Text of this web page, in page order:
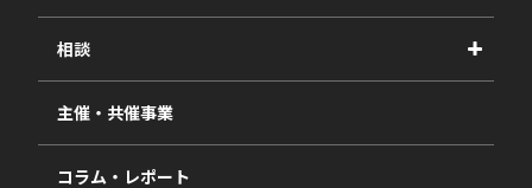
2026年度
2025年度
2024年度
2023年度
相談
視察・ヒアリング・研究
相談依頼フォーム
主催・共催事業
コラム・レポート